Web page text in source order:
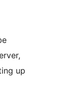
up